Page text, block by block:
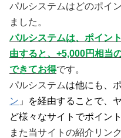
パルシステムはどのポイ
ました。
パルシステムは、ポイン
由すると、+5,000円相当
できてお得です。
パルシステムは他にも、
ン 」を経由することで、
ど様々なサイトでポイン
また当サイトの紹介リン